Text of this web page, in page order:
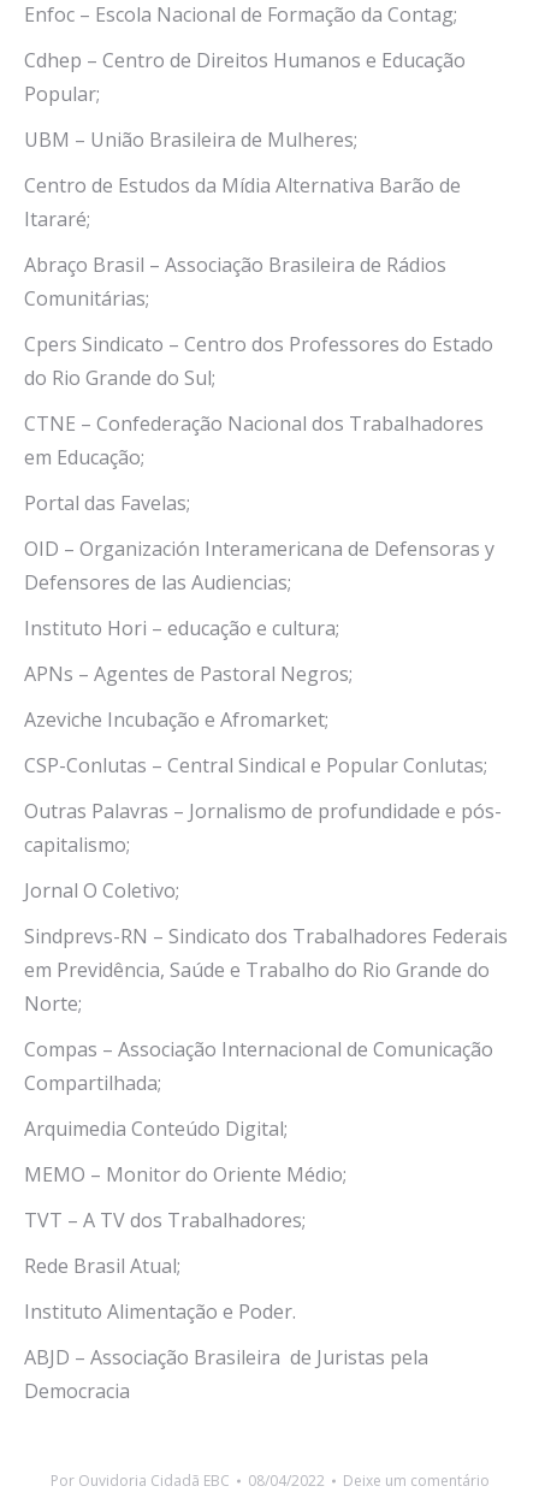
Enfoc – Escola Nacional de Formação da Contag;
Cdhep – Centro de Direitos Humanos e Educação
Popular;
UBM – União Brasileira de Mulheres;
Centro de Estudos da Mídia Alternativa Barão de
Itararé;
Abraço Brasil – Associação Brasileira de Rádios
Comunitárias;
Cpers Sindicato – Centro dos Professores do Estado
do Rio Grande do Sul;
CTNE – Confederação Nacional dos Trabalhadores
em Educação;
Portal das Favelas;
OID – Organización Interamericana de Defensoras y
Defensores de las Audiencias;
Instituto Hori – educação e cultura;
APNs – Agentes de Pastoral Negros;
Azeviche Incubação e Afromarket;
CSP-Conlutas – Central Sindical e Popular Conlutas;
Outras Palavras – Jornalismo de profundidade e pós-
capitalismo;
Jornal O Coletivo;
Sindprevs-RN – Sindicato dos Trabalhadores Federais
em Previdência, Saúde e Trabalho do Rio Grande do
Norte;
Compas – Associação Internacional de Comunicação
Compartilhada;
Arquimedia Conteúdo Digital;
MEMO – Monitor do Oriente Médio;
TVT – A TV dos Trabalhadores;
Rede Brasil Atual;
Instituto Alimentação e Poder.
ABJD – Associação Brasileira de Juristas pela
Democracia
Por Ouvidoria Cidadã EBC 08/04/2022 Deixe um comentário